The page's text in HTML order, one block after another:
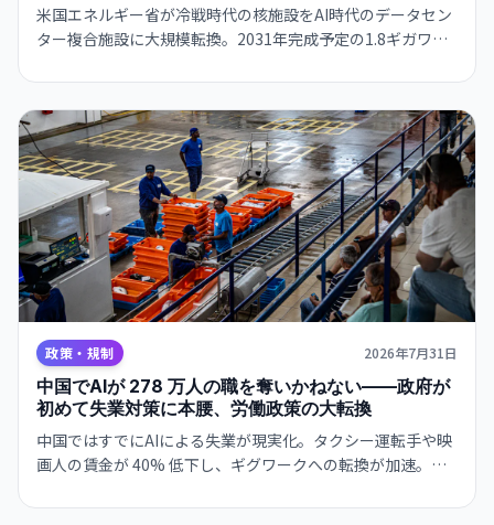
米国エネルギー省が冷戦時代の核施設をAI時代のデータセン
ター複合施設に大規模転換。2031年完成予定の1.8ギガワッ
を入れる。
政策・規制 2026年7月31日
中国でAIが 278 万人の職を奪いかねない——政府が
初めて失業対策に本腰、労働政策の大転換
中国ではすでにAIによる失業が現実化。タクシー運転手や映
画人の賃金が 40% 低下し、ギグワークへの転換が加速。国
は雇用創出と AI 融合の同時実現にかじを切った。